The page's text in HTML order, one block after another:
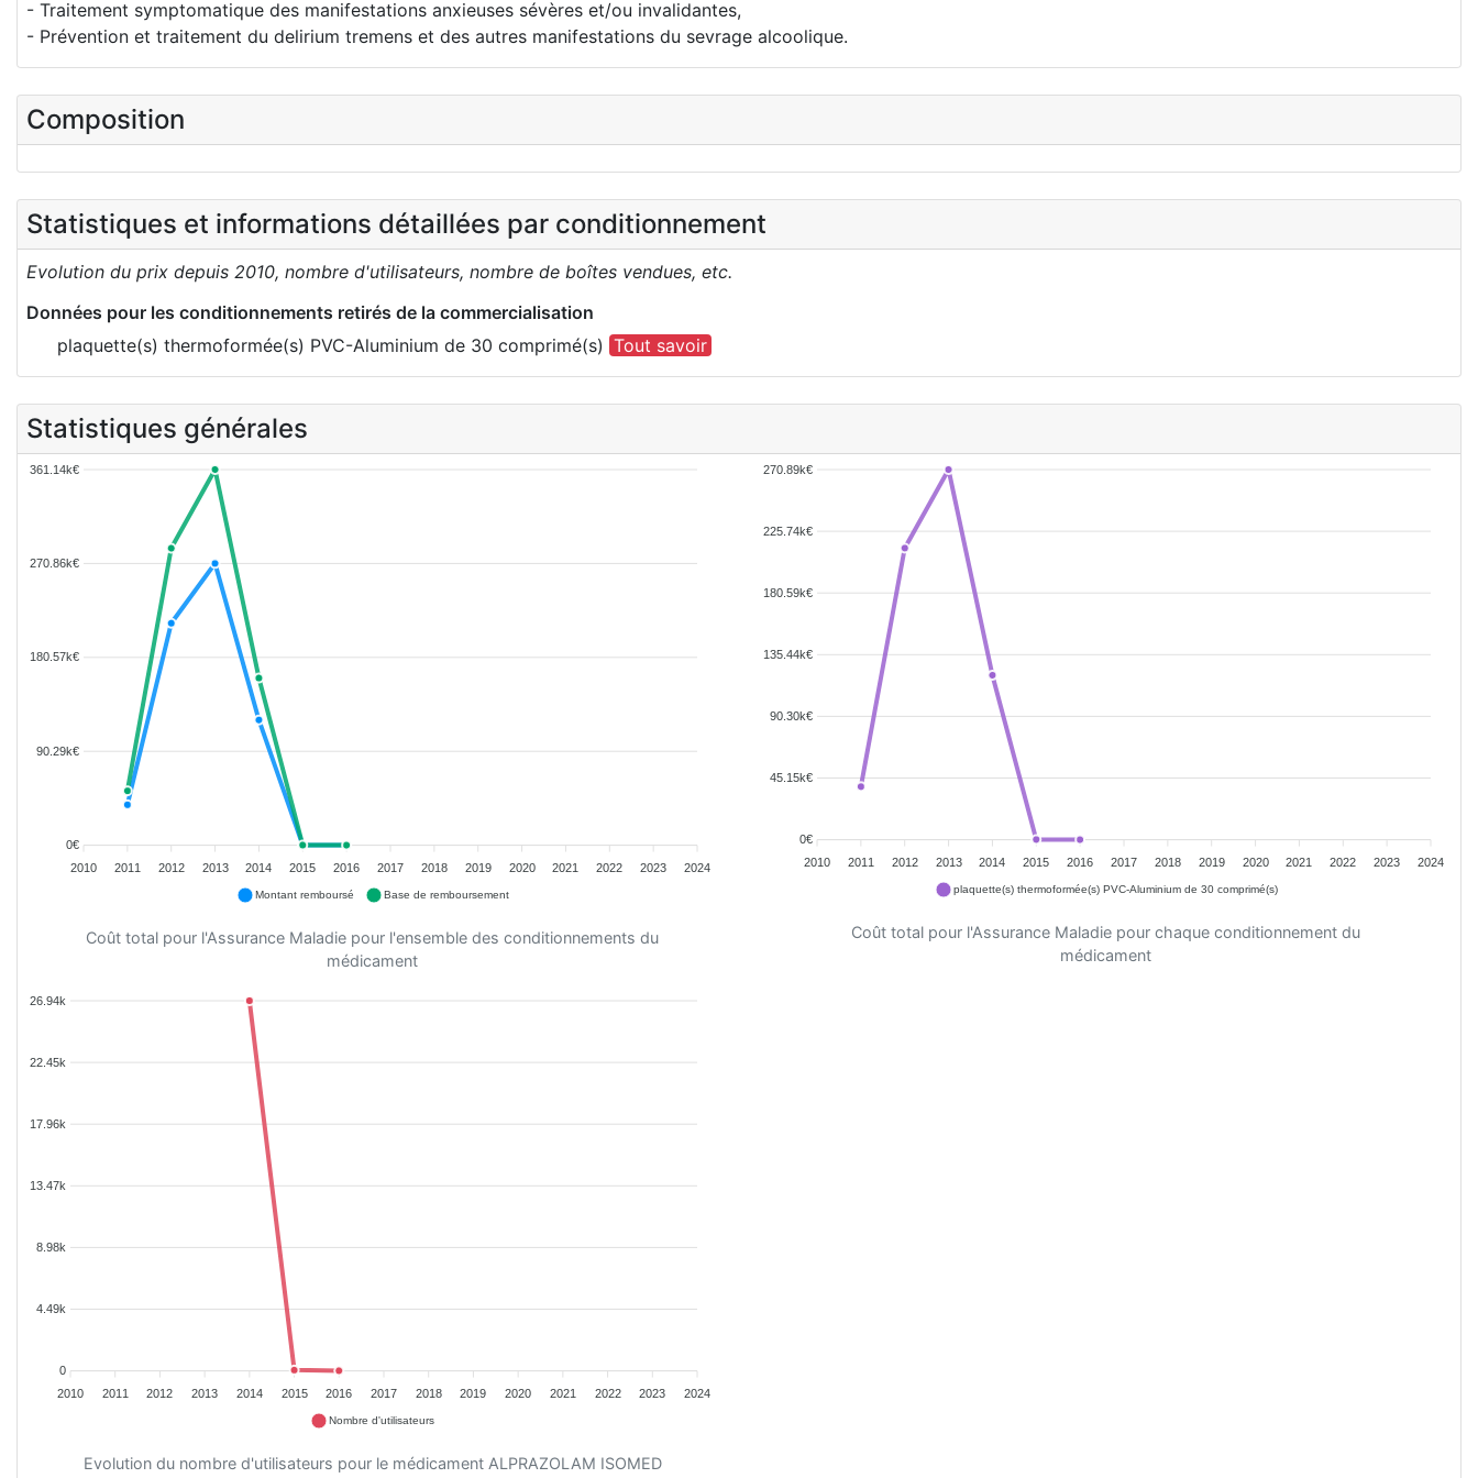
- Traitement symptomatique des manifestations anxieuses sévères et/ou invalidantes,
- Prévention et traitement du delirium tremens et des autres manifestations du sevrage alcoolique.
Composition
Statistiques et informations détaillées par conditionnement
Evolution du prix depuis 2010, nombre d'utilisateurs, nombre de boîtes vendues, etc.
Données pour les conditionnements retirés de la commercialisation
plaquette(s) thermoformée(s) PVC-Aluminium de 30 comprimé(s) Tout savoir
Statistiques générales
361.14k€
270.86k€
180.57k€
90.29k€
0€
2010
2011 2012 2013 2014 2015 2016 2017 2018 2019 2020 2021 2022 2023 2024
Montant remboursé Base de remboursement
Coût total pour l'Assurance Maladie pour l'ensemble des conditionnements du
médicament
270.89k€
225.74k€
180.59k€
135.44k€
90.30k€
45.15k€
0€
2010
2011 2012 2013 2014 2015 2016 2017 2018 2019 2020 2021 2022 2023 2024
plaquette(s) thermoformée(s) PVC-Aluminium de 30 comprimé(s)
Coût total pour l'Assurance Maladie pour chaque conditionnement du
médicament
26.94k
22.45k
17.96k
13.47k
8.98k
4.49k
0
2010
2011 2012 2013 2014 2015 2016 2017 2018 2019 2020 2021 2022 2023 2024
Nombre d'utilisateurs
Evolution du nombre d'utilisateurs pour le médicament ALPRAZOLAM ISOMED